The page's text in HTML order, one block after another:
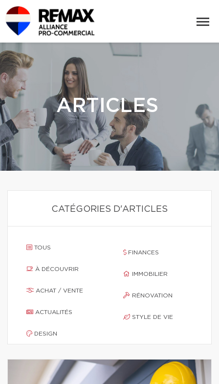
ARTICLES
CATÉGORIES D'ARTICLES
TOUS
À DÉCOUVRIR
ACHAT / VENTE
ACTUALITÉS
DESIGN
FINANCES
IMMOBILIER
RÉNOVATION
STYLE DE VIE